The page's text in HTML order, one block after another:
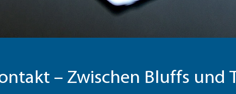
– Zwischen Bluffs und